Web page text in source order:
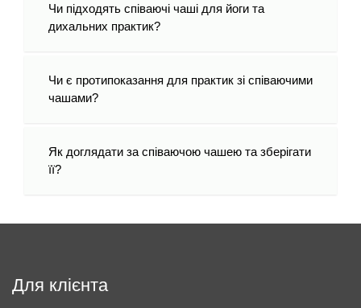
Чи підходять співаючі чаші для йоги та
дихальних практик?
Чи є протипоказання для практик зі співаючими
чашами?
Як доглядати за співаючою чашею та зберігати
її?
Для клієнта